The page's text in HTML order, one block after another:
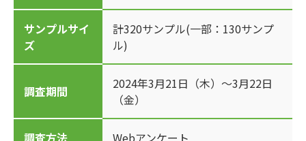
サンプルサイ
ズ
計320サンプル(一部：130サンプ
ル)
調査期間
2024年3月21日（木）～3月22日
（金）